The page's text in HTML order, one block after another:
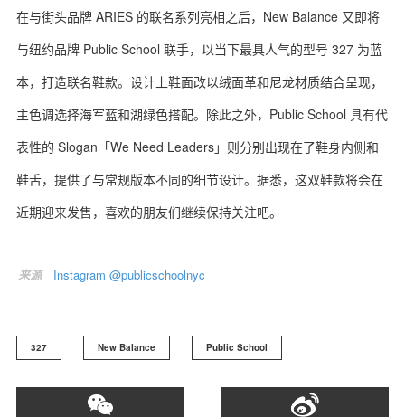
时 尚
球 鞋
生 活
在与街头品牌 ARIES 的联名系列亮相之后，New Balance 又即将
与纽约品牌 Public School 联手，以当下最具人气的型号 327 为蓝
本，打造联名鞋款。设计上鞋面改以绒面革和尼龙材质结合呈现，
主色调选择海军蓝和湖绿色搭配。除此之外，Public School 具有代
表性的 Slogan「We Need Leaders」则分别出现在了鞋身内侧和
鞋舌，提供了与常规版本不同的细节设计。据悉，这双鞋款将会在
近期迎来发售，喜欢的朋友们继续保持关注吧。
来源 Instagram @publicschoolnyc
327 New Balance Public School